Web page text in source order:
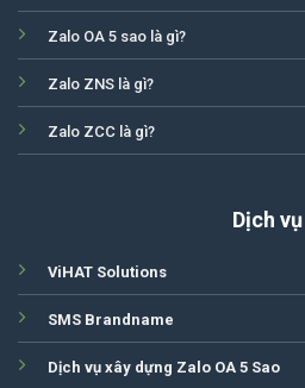
Zalo OA 5 sao là gì?
Zalo ZNS là gì?
Zalo ZCC là gì?
Dịch vụ
ViHAT Solutions
SMS Brandname
Dịch vụ xây dựng Zalo OA 5 Sao